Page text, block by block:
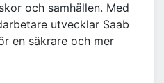
och samhällen. Med
utvecklar Saab
en säkrare och mer